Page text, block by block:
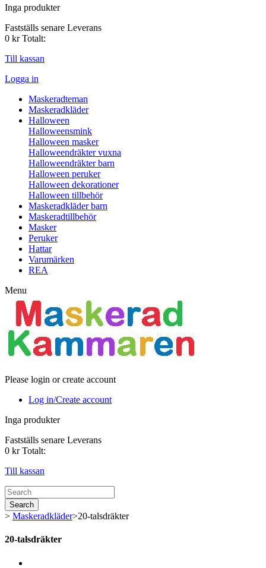
Inga produkter
Fastställs senare Leverans
0 kr Totalt:
Till kassan
Logga in
Maskeradteman
Maskeradkläder
Halloween
Halloweensmink
Halloween masker
Halloweendräkter vuxna
Halloweendräkter barn
Halloween peruker
Halloween dekorationer
Halloween tillbehör
Maskeradkläder barn
Maskeradtillbehör
Masker
Peruker
Hattar
Varumärken
REA
Menu
Please login or create account
Log in/Create account
Inga produkter
Fastställs senare Leverans
0 kr Totalt:
Till kassan
Search
> Maskeradkläder>20-talsdräkter
20-talsdräkter